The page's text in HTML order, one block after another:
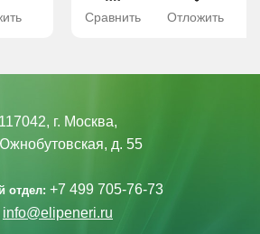
Сравнить Отложить
117042, г. Москва,
д. 55
отдел: +7 499 705-76-73
info@elipeneri.ru